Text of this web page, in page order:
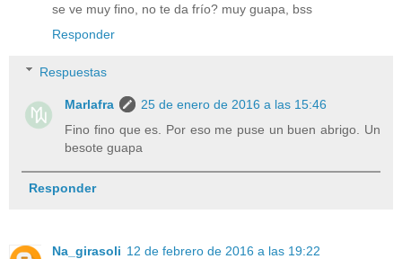
se ve muy fino, no te da frío? muy guapa, bss
Responder
Respuestas
Marlafra
25 de enero de 2016 a las 15:46
Fino fino que es. Por eso me puse un buen abrigo. Un
besote guapa
Responder
Na_girasoli 12 de febrero de 2016 a las 19:22